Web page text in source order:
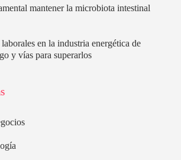
mantener la microbiota intestinal
en la industria energética de
y vías para superarlos